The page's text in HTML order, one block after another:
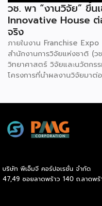
วช. พา “งานวิจัย” ขึ้น
Innovative House
จริง
ภายในงาน Franchise
สำนักงานการวิจัยแห่งชาติ (ว
วิทยาศาสตร์ วิจัยและนวัตก
โครงการที่นำผลงานวิจัยมา
ไทยตั้งแต่ต้นน้ำยันปลายน้ำ
ครั้งนี้เป็นส่วนหนึ่งของทุนที่ ว
ไปพัฒนาต่อจนสามารถขายได้
วิจัยที่อยู่ในห้องแล็บ โดยสิน
บริษัท พีเอ็มจี คอร์ปอเรชั่น จำกัด
47,49 ซอยลาดพร้าว 140 ถ.ลาดพ